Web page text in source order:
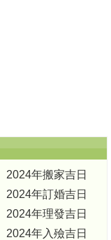
2024年搬家吉日
2024年訂婚吉日
2024年理發吉日
2024年入殮吉日